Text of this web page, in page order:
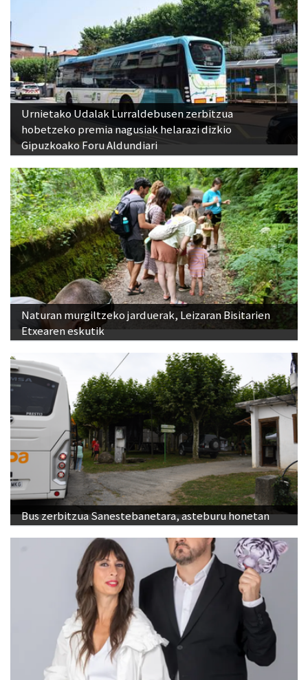
Urnietako Udalak Lurraldebusen zerbitzua
hobetzeko premia nagusiak helarazi dizkio
Gipuzkoako Foru Aldundiari
Naturan murgiltzeko jarduerak, Leizaran Bisitarien
Etxearen eskutik
Bus zerbitzua Sanestebanetara, asteburu honetan